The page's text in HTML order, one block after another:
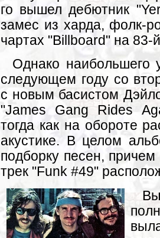
го вышел дебютник
замес из харда, фолк-
чартах "Billboard" на 83-
Однако наибольшего
следующем году со
с новым басистом
"James Gang Rides
тогда как на обороте
акустике. В целом
подборку песен,
трек "Funk #49"